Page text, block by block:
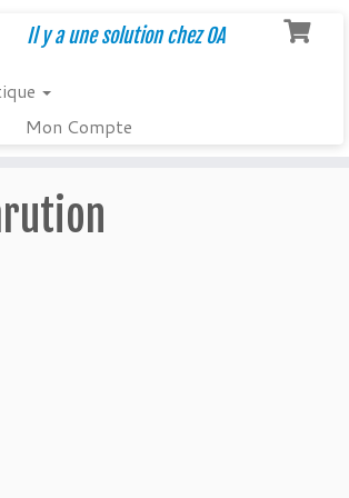
Il y a une solution chez OA
Mon Compte